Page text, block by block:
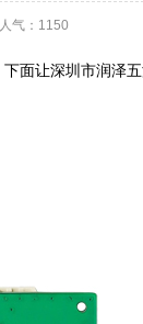
人气：1150
面让深圳市润泽